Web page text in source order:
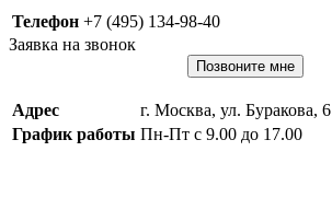
Телефон +7 (495) 134-98-40
Заявка на звонок
Позвоните мне
Адрес
г. Москва, ул. Буракова, 6
График работы Пн-Пт с 9.00 до 17.00